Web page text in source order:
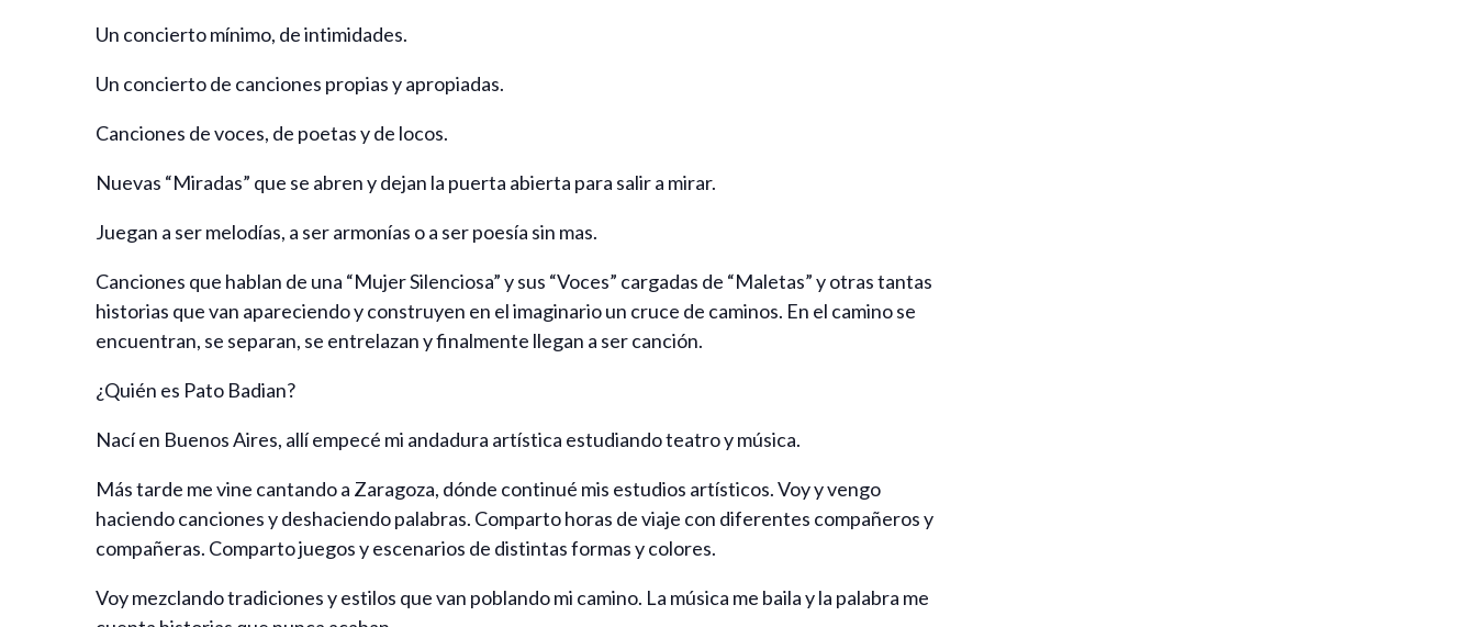
Un concierto mínimo, de intimidades.
Un concierto de canciones propias y apropiadas.
Canciones de voces, de poetas y de locos.
Nuevas “Miradas” que se abren y dejan la puerta abierta para salir a mirar.
Juegan a ser melodías, a ser armonías o a ser poesía sin mas.
Canciones que hablan de una “Mujer Silenciosa” y sus “Voces” cargadas de “Maletas” y otras tantas
historias que van apareciendo y construyen en el imaginario un cruce de caminos. En el camino se
encuentran, se separan, se entrelazan y finalmente llegan a ser canción.
¿Quién es Pato Badian?
Nací en Buenos Aires, allí empecé mi andadura artística estudiando teatro y música.
Más tarde me vine cantando a Zaragoza, dónde continué mis estudios artísticos. Voy y vengo
haciendo canciones y deshaciendo palabras. Comparto horas de viaje con diferentes compañeros y
compañeras. Comparto juegos y escenarios de distintas formas y colores.
Voy mezclando tradiciones y estilos que van poblando mi camino. La música me baila y la palabra me